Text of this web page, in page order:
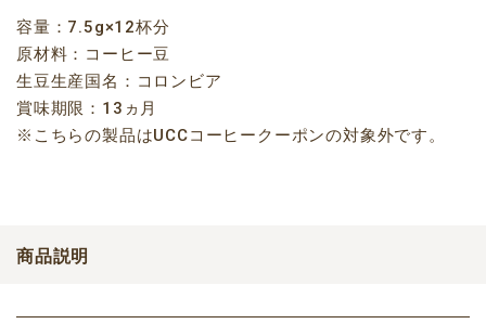
容量：7.5g×12杯分
原材料：コーヒー豆
生豆生産国名：コロンビア
賞味期限：13ヵ月
※こちらの製品はUCCコーヒークーポンの対象外です。
商品説明